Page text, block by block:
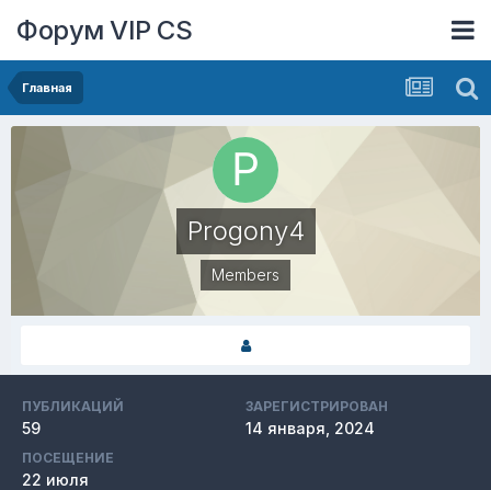
Форум VIP CS
Главная
Progony4
Members
ПУБЛИКАЦИЙ
59
ЗАРЕГИСТРИРОВАН
14 января, 2024
ПОСЕЩЕНИЕ
22 июля